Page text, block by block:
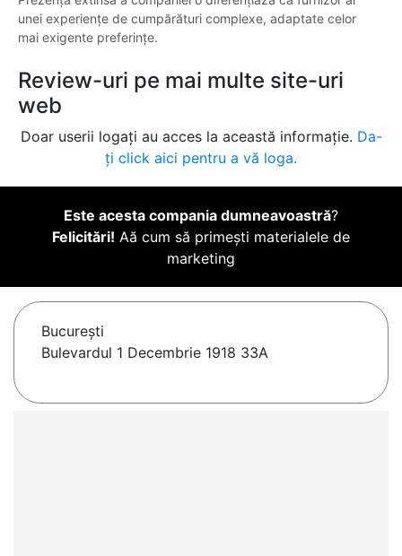
unei experiențe de cumpărături complexe, adaptate celor
mai exigente preferințe.
Review-uri pe mai multe site-uri
web
Doar userii logați au acces la această informație. Da-
ți click aici pentru a vă loga.
Este acesta compania dumneavoastră?
Felicitări! Aă cum să primești materialele de
marketing
Bucureşti
Bulevardul 1 Decembrie 1918 33A